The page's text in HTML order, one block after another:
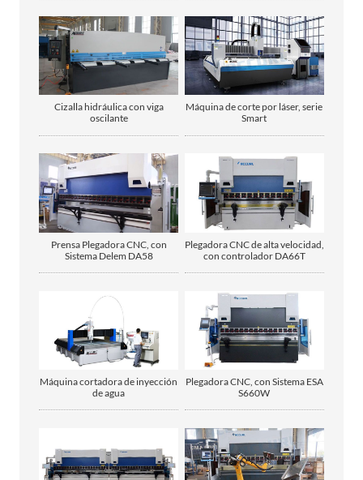
Cizalla hidráulica con viga
oscilante
Máquina de corte por láser, serie
Smart
Prensa Plegadora CNC, con
Sistema Delem DA58
Plegadora CNC de alta velocidad,
con controlador DA66T
Máquina cortadora de inyección
de agua
Plegadora CNC, con Sistema ESA
S660W